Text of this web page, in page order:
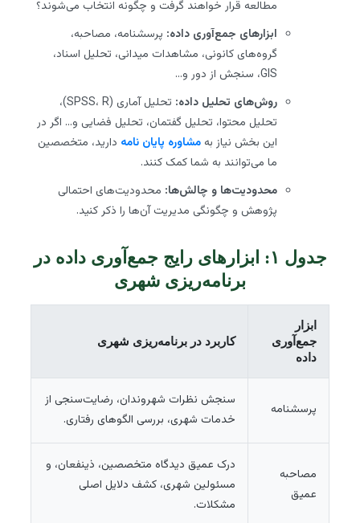
مطالعه قرار خواهند گرفت و چگونه انتخاب می‌شوند؟
ابزارهای جمع‌آوری داده: پرسشنامه، مصاحبه،
گروه‌های کانونی، مشاهدات میدانی، تحلیل اسناد،
روش‌های تحلیل داده:
تحلیل آماری (SPSS، R)،
تحلیل محتوا، تحلیل گفتمان، تحلیل فضایی و… اگر در
این بخش نیاز بهمشاوره پایان نامهدارید، متخصصین
ما می‌توانند به شما کمک کنند.
محدودیت‌ها و چالش‌ها:محدودیت‌های احتمالی
پژوهش و چگونگی مدیریت آن‌ها را ذکر کنید.
جدول ۱: ابزارهای رایج جمع‌آوری داده در
برنامه‌ریزی شهری
جمع‌آوری
کاربرد در برنامه‌ریزی شهری
پرسشنامه
سنجش نظرات شهروندان، رضایت‌سنجی از
خدمات شهری، بررسی الگوهای رفتاری.
مصاحبه
درک عمیق دیدگاه متخصصین، ذینفعان، و
مسئولین شهری، کشف دلایل اصلی
مشکلات.